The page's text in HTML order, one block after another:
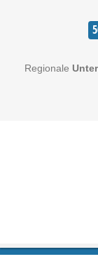
Regionale